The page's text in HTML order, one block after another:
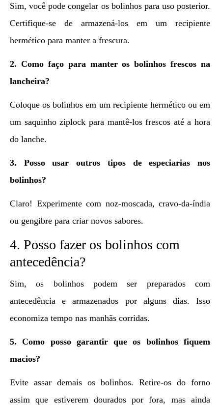
Sim, você pode congelar os bolinhos para uso posterior.
Certifique-se de armazená-los em um recipiente
hermético para manter a frescura.
2. Como faço para manter os bolinhos frescos na
lancheira?
Coloque os bolinhos em um recipiente hermético ou em
um saquinho ziplock para mantê-los frescos até a hora
do lanche.
3. Posso usar outros tipos de especiarias nos
bolinhos?
Claro! Experimente com noz-moscada, cravo-da-índia
ou gengibre para criar novos sabores.
4. Posso fazer os bolinhos com
antecedência?
Sim, os bolinhos podem ser preparados com
antecedência e armazenados por alguns dias. Isso
economiza tempo nas manhãs corridas.
5. Como posso garantir que os bolinhos fiquem
macios?
Evite assar demais os bolinhos. Retire-os do forno
assim que estiverem dourados por fora, mas ainda